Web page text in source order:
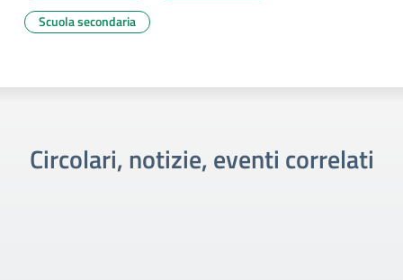
Scuola secondaria
Circolari, notizie, eventi correlati